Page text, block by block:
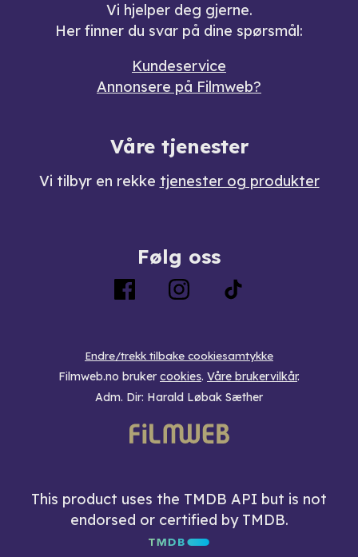
Vi hjelper deg gjerne.
Her finner du svar på dine spørsmål:
Kundeservice
Annonsere på Filmweb?
Våre tjenester
Vi tilbyr en rekke tjenester og produkter
Følg oss
Endre/trekk tilbake cookiesamtykke
Filmweb.no bruker cookies. Våre brukervilkår.
Adm. Dir: Harald Løbak Sæther
This product uses the TMDB API but is not
endorsed or certified by TMDB.